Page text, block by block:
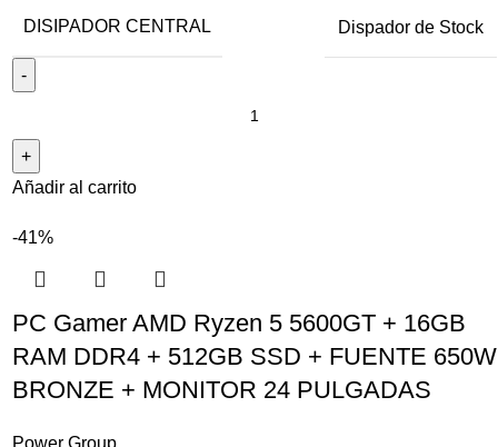
DISIPADOR CENTRAL Dispador de Stock
Añadir al carrito
-41%
PC Gamer AMD Ryzen 5 5600GT + 16GB
RAM DDR4 + 512GB SSD + FUENTE 650W
BRONZE + MONITOR 24 PULGADAS
Power Group